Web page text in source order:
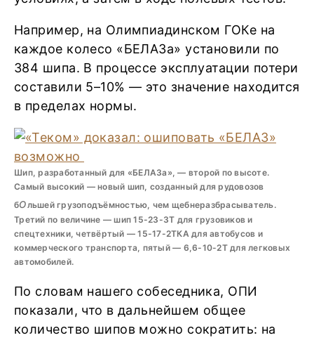
Например, на Олимпиадинском ГОКе на
каждое колесо «БЕЛАЗа» установили по
384 шипа. В процессе эксплуатации потери
составили 5–10% — это значение находится
в пределах нормы.
Шип, разработанный для «БЕЛАЗа», — второй по высоте.
Самый высокий — новый шип, созданный для рудовозов
большей грузоподъёмностью, чем щебнеразбрасыватель.
Третий по величине — шип 15-23-3Т для грузовиков и
спецтехники, четвёртый — 15-17-2ТКА для автобусов и
коммерческого транспорта, пятый — 6,6-10-2Т для легковых
автомобилей.
По словам нашего собеседника, ОПИ
показали, что в дальнейшем общее
количество шипов можно сократить: на